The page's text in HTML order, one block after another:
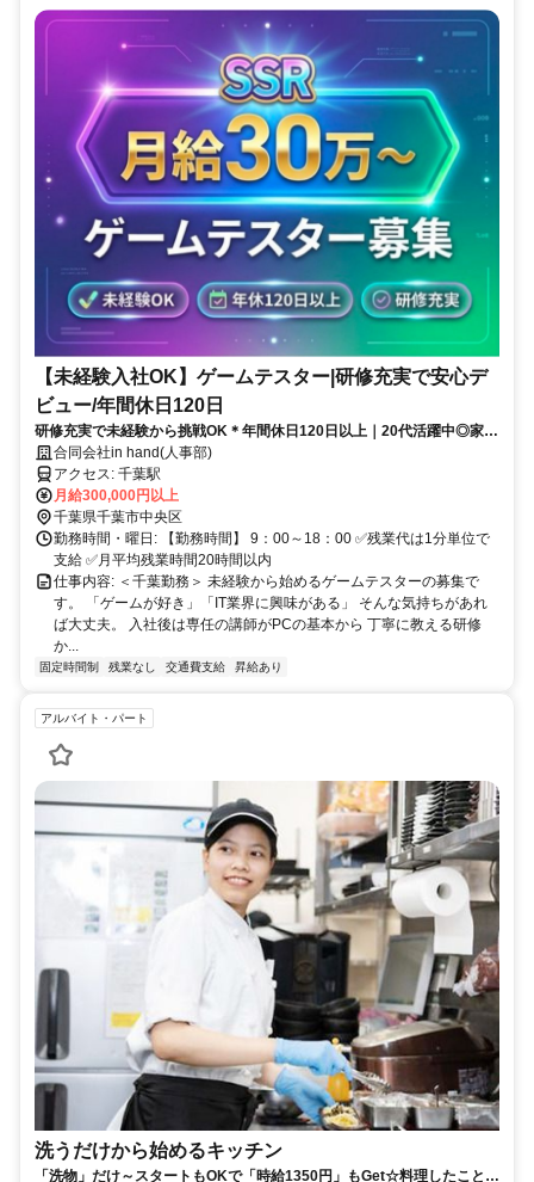
【未経験入社OK】ゲームテスター|研修充実で安心デ
ビュー/年間休日120日
研修充実で未経験から挑戦OK＊年間休日120日以上｜20代活躍中◎家賃
補助最大50％など安心の福利厚生あり
合同会社in hand(人事部)
アクセス: 千葉駅
月給300,000円以上
千葉県千葉市中央区
勤務時間・曜日: 【勤務時間】 9：00～18：00 ✅残業代は1分単位で
支給 ✅月平均残業時間20時間以内
仕事内容: ＜千葉勤務＞ 未経験から始めるゲームテスターの募集で
す。 「ゲームが好き」「IT業界に興味がある」 そんな気持ちがあれ
ば大丈夫。 入社後は専任の講師がPCの基本から 丁寧に教える研修
か...
固定時間制 残業なし 交通費支給 昇給あり
アルバイト・パート
洗うだけから始めるキッチン
「洗物」だけ～スタートもOKで「時給1350円」もGet☆料理したことな